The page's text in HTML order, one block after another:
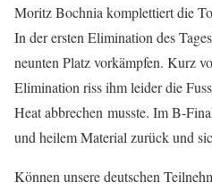
Moritz Bochnia komplettiert die
In der ersten Elimination des
neunten Platz vorkämpfen. Kurz
Elimination riss ihm leider die
Heat abbrechen musste. Im B-
und heilem Material zurück und
Können unsere deutschen